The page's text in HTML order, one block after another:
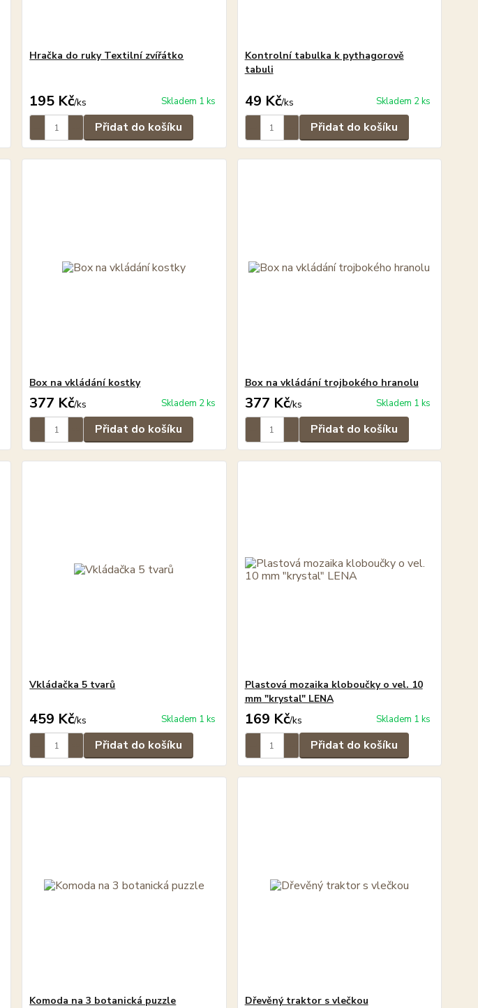
Hračka do ruky Textilní zvířátko
195 Kč/ks Skladem 1 ks
Přidat do košíku
Kontrolní tabulka k pythagorově
tabuli
49 Kč/ks Skladem 2 ks
Přidat do košíku
Box na vkládání kostky
377 Kč/ks Skladem 2 ks
Přidat do košíku
Box na vkládání trojbokého hranolu
377 Kč/ks Skladem 1 ks
Přidat do košíku
Vkládačka 5 tvarů
459 Kč/ks Skladem 1 ks
Přidat do košíku
Plastová mozaika kloboučky o vel. 10
mm "krystal" LENA
169 Kč/ks Skladem 1 ks
Přidat do košíku
Komoda na 3 botanická puzzle Dřevěný traktor s vlečkou